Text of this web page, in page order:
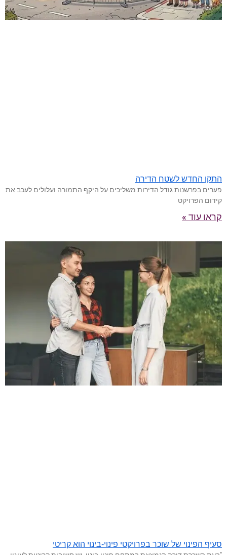
התקן החדש לשטח הדירה
פערים בפרשנות גודל הדירות משליכים על היקף התמורה ועלולים לעכב את
קידום הפרויקט
קראו עוד »
סעיף הפינוי של שוכר בפרויקטי פינוי-בינוי הוא קריטי